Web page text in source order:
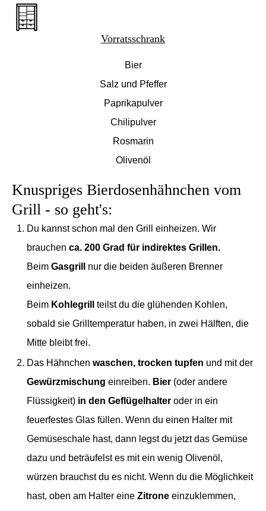
Vorratsschrank
Bier
Salz und Pfeffer
Paprikapulver
Chilipulver
Rosmarin
Olivenöl
Knuspriges Bierdosenhähnchen vom
Grill - so geht's:
Du kannst schon mal den Grill einheizen. Wir
brauchen ca. 200 Grad für indirektes Grillen.
Beim Gasgrill nur die beiden äußeren Brenner
einheizen.
Beim Kohlegrill teilst du die glühenden Kohlen,
sobald sie Grilltemperatur haben, in zwei Hälften, die
Mitte bleibt frei.
Das Hähnchen waschen, trocken tupfen und mit der
Gewürzmischung einreiben. Bier (oder andere
Flüssigkeit) in den Geflügelhalter oder in ein
feuerfestes Glas füllen. Wenn du einen Halter mit
Gemüseschale hast, dann legst du jetzt das Gemüse
dazu und beträufelst es mit ein wenig Olivenöl,
würzen brauchst du es nicht. Wenn du die Möglichkeit
hast, oben am Halter eine Zitrone einzuklemmen,